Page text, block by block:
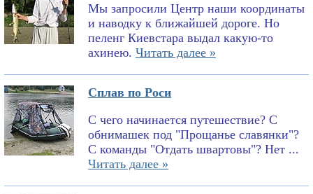
Мы запросили Центр наши координаты
и наводку к ближайшей дороге. Но
пеленг Киевстара выдал какую-то
ахинею. Читать далее »
Сплав по Роси
С чего начинается путешествие? С
обнимашек под "Прощанье славянки"?
С команды "Отдать швартовы"? Нет ...
Читать далее »